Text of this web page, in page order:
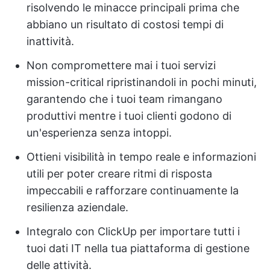
risolvendo le minacce principali prima che
abbiano un risultato di costosi tempi di
inattività.
Non compromettere mai i tuoi servizi
mission-critical ripristinandoli in pochi minuti,
garantendo che i tuoi team rimangano
produttivi mentre i tuoi clienti godono di
un'esperienza senza intoppi.
Ottieni visibilità in tempo reale e informazioni
utili per poter creare ritmi di risposta
impeccabili e rafforzare continuamente la
resilienza aziendale.
Integralo con ClickUp per importare tutti i
tuoi dati IT nella tua piattaforma di gestione
delle attività.